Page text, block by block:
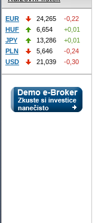
EUR 24,265
-0,22
HUF
6,654
+0,01
JPY
13,286
+0,01
PLN
5,646
-0,24
USD
21,039 -0,30